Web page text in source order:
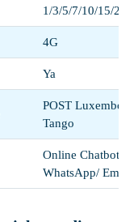
1/3/5/7/10/15/20/
4G
Ya
POST
Tango
Online Chatbot /
WhatsApp/ Email